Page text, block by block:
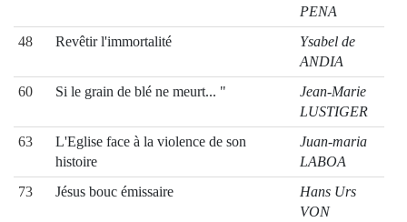
PENA
48
Revêtir l'immortalité
Ysabel de
ANDIA
60
Si le grain de blé ne meurt... "
Jean-Marie
LUSTIGER
63
L'Eglise face à la violence de son
histoire
Juan-maria
LABOA
73
Jésus bouc émissaire
Hans Urs
VON